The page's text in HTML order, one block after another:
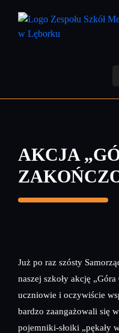
treści
AKCJA
Już po raz szósty
naszej szkoły akcję
uczniowie i oczywiście
bardzo zaangażowali się
pojemniki-słoiki „pękały